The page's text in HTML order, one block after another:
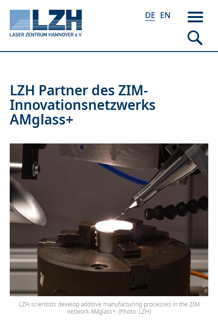
zum
Inhalt
DE EN
LZH Partner des ZIM-
Innovationsnetzwerks
AMglass+
LZH scientists develop additive manufacturing processes in the ZIM
network AMglass+. (Photo: LZH)